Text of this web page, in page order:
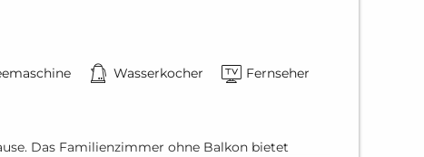
Wasserkocher Fernseher
Das Familienzimmer ohne Balkon bietet